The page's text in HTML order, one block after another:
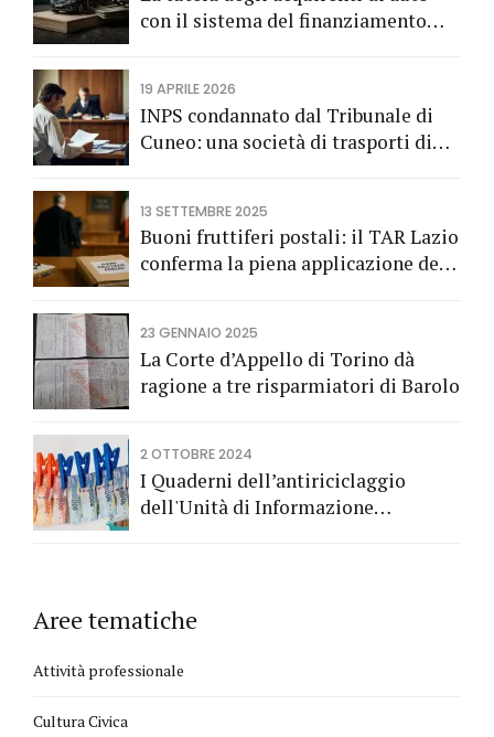
con il sistema del finanziamento
19 APRILE 2026
INPS condannato dal Tribunale di
Cuneo: una società di trasporti di
13 SETTEMBRE 2025
Buoni fruttiferi postali: il TAR Lazio
conferma la piena applicazione del
fruttiferi postali.
23 GENNAIO 2025
La Corte d’Appello di Torino dà
ragione a tre risparmiatori di Barolo
2 OTTOBRE 2024
I Quaderni dell’antiriciclaggio
dell'Unità di Informazione
Aree tematiche
Attività professionale
Cultura Civica